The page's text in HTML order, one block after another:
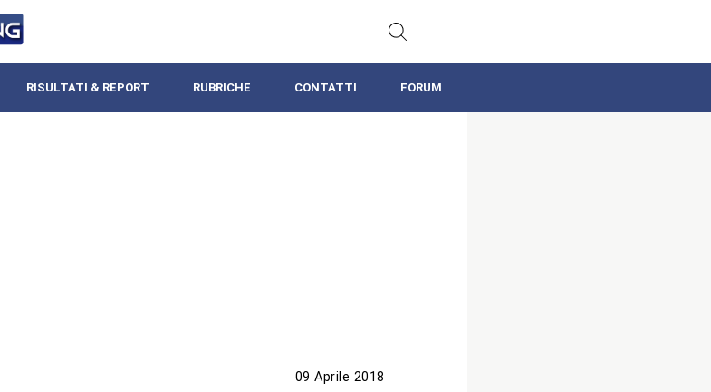
RISULTATI & REPORT RUBRICHE CONTATTI FORUM
09 Aprile 2018